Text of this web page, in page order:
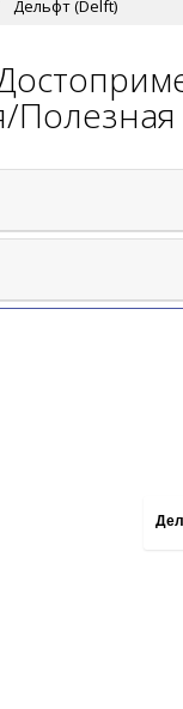
Дельфт (Delft)